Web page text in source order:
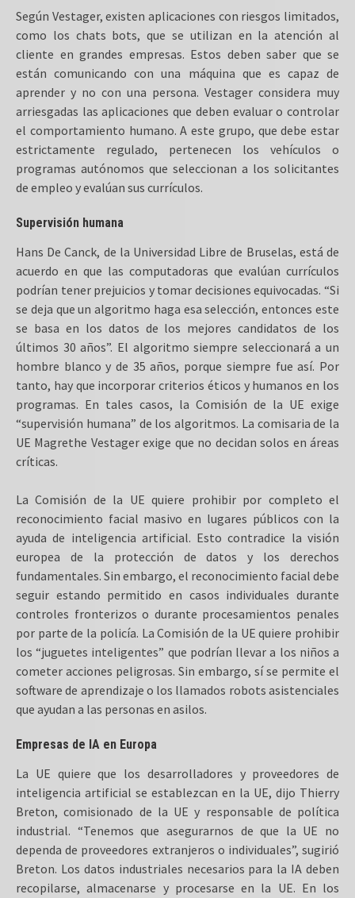
Según Vestager, existen aplicaciones con riesgos limitados,
como los chats bots, que se utilizan en la atención al
cliente en grandes empresas. Estos deben saber que se
están comunicando con una máquina que es capaz de
aprender y no con una persona. Vestager considera muy
arriesgadas las aplicaciones que deben evaluar o controlar
el comportamiento humano. A este grupo, que debe estar
estrictamente regulado, pertenecen los vehículos o
programas autónomos que seleccionan a los solicitantes
de empleo y evalúan sus currículos.
Supervisión humana
Hans De Canck, de la Universidad Libre de Bruselas, está de
acuerdo en que las computadoras que evalúan currículos
podrían tener prejuicios y tomar decisiones equivocadas. “Si
se deja que un algoritmo haga esa selección, entonces este
se basa en los datos de los mejores candidatos de los
últimos 30 años”. El algoritmo siempre seleccionará a un
hombre blanco y de 35 años, porque siempre fue así. Por
tanto, hay que incorporar criterios éticos y humanos en los
programas. En tales casos, la Comisión de la UE exige
“supervisión humana” de los algoritmos. La comisaria de la
UE Magrethe Vestager exige que no decidan solos en áreas
críticas.
La Comisión de la UE quiere prohibir por completo el
reconocimiento facial masivo en lugares públicos con la
ayuda de inteligencia artificial. Esto contradice la visión
europea de la protección de datos y los derechos
fundamentales. Sin embargo, el reconocimiento facial debe
seguir estando permitido en casos individuales durante
controles fronterizos o durante procesamientos penales
por parte de la policía. La Comisión de la UE quiere prohibir
los “juguetes inteligentes” que podrían llevar a los niños a
cometer acciones peligrosas. Sin embargo, sí se permite el
software de aprendizaje o los llamados robots asistenciales
que ayudan a las personas en asilos.
Empresas de IA en Europa
La UE quiere que los desarrolladores y proveedores de
inteligencia artificial se establezcan en la UE, dijo Thierry
Breton, comisionado de la UE y responsable de política
industrial. “Tenemos que asegurarnos de que la UE no
dependa de proveedores extranjeros o individuales”, sugirió
Breton. Los datos industriales necesarios para la IA deben
recopilarse, almacenarse y procesarse en la UE. En los